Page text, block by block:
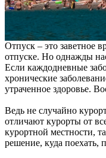
Отпуск – это заветное
отпуске. Но однажды
Если каждодневные
хронические
утраченное здоровье.
Ведь не случайно
отличают курорты от
курортной местности,
решение, куда поехать,